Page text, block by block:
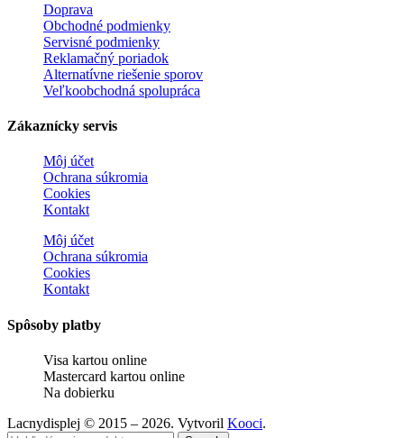
Doprava
Obchodné podmienky
Servisné podmienky
Reklamačný poriadok
Alternatívne riešenie sporov
Veľkoobchodná spolupráca
Zákaznícky servis
Môj účet
Ochrana súkromia
Cookies
Kontakt
Môj účet
Ochrana súkromia
Cookies
Kontakt
Spôsoby platby
Visa kartou online
Mastercard kartou online
Na dobierku
Lacnydisplej © 2015 – 2026. Vytvoril Kooci.